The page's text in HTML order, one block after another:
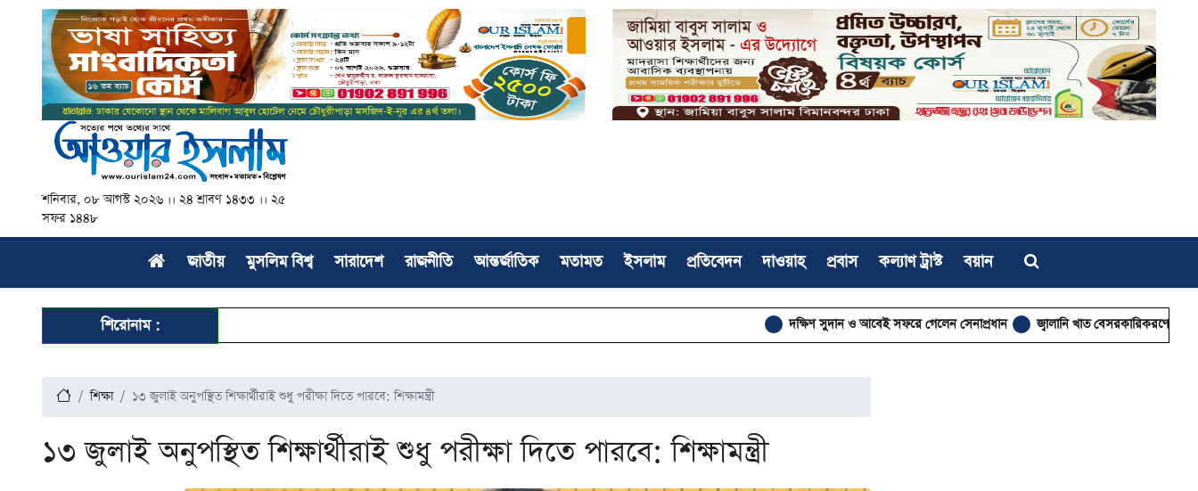
শনিবার, ০৮ আগস্ট ২০২৬ ।। ২৪ শ্রাবণ ১৪৩৩ ।। ২৫
সফর ১৪৪৮
জাতীয় মুসলিম বিশ্ব সারাদেশ রাজনীতি আন্তর্জাতিক মতামত ইসলাম প্রতিবেদন দাওয়াহ প্রবাস কল্যাণ ট্রাস্ট বয়ান
শিরোনাম : দক্ষিণ সুদান ও আবেই সফরে গেলেন সেনাপ্রধান জ্বালানি খাত বেসরকারিকরণে কর্পোরেট দখলের
শিক্ষা ১৩ জুলাই অনুপস্থিত শিক্ষার্থীরাই শুধু পরীক্ষা দিতে পারবে: শিক্ষামন্ত্রী
১৩ জুলাই অনুপস্থিত শিক্ষার্থীরাই শুধু পরীক্ষা দিতে পারবে: শিক্ষামন্ত্রী